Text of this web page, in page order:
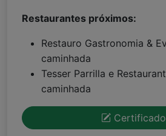
Restaurantes próximos:
Restauro Gastronomia &
caminhada
Tesser Parrilla e
caminhada